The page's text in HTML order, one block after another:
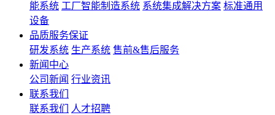
能系统 工厂智能制造系统 系统集成解决方案 标准通用
设备
品质服务保证
研发系统 生产系统 售前&售后服务
新闻中心
公司新闻 行业资讯
联系我们
联系我们
人才招聘